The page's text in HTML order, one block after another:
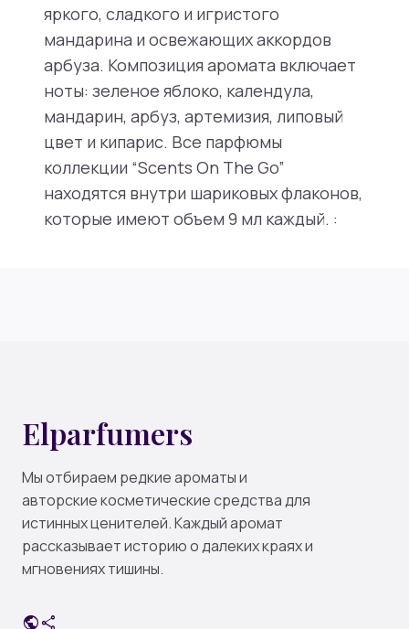
яркого, сладкого и игристого
мандарина и освежающих аккордов
арбуза. Композиция аромата включает
ноты: зеленое яблоко, календула,
мандарин, арбуз, артемизия, липовый
цвет и кипарис. Все парфюмы
коллекции “Scents On The Go”
находятся внутри шариковых флаконов,
которые имеют объем 9 мл каждый. :
Elparfumers
Мы отбираем редкие ароматы и
авторские косметические средства для
истинных ценителей. Каждый аромат
рассказывает историю о далеких краях и
мгновениях тишины.
publicshare